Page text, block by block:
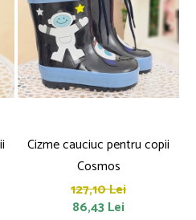
Cizme cauciuc pentru copii
Cosmos
127,10 Lei
86,43 Lei